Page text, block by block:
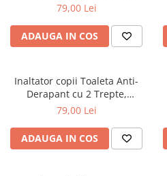
Mese de infasat capat inchis 50x70
Mese de infasat COMFORT 50x70
cm
Mese de infasat moi
Mese de infasat pliabile
Mese de infasat Ultra Light 50x70
Beberoyal, Gri, CD-006-003
79,00 Lei
ADAUGA IN COS
Inaltator copii Toaleta Anti-
Derapant cu 2 Trepte,
Beberoyal, Blue, CD-006-001
79,00 Lei
ADAUGA IN COS